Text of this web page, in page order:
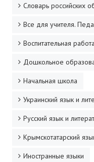
Организация УВП
ГИА
Карта ГИА РК
Советуем прочитать
Профессиональная
Повышение
Словарь российских
Все для учителя.
Воспитательная работа
Дошкольное
Начальная школа
Украинский язык и
Русский язык и
Крымскотатарский
Иностранные языки